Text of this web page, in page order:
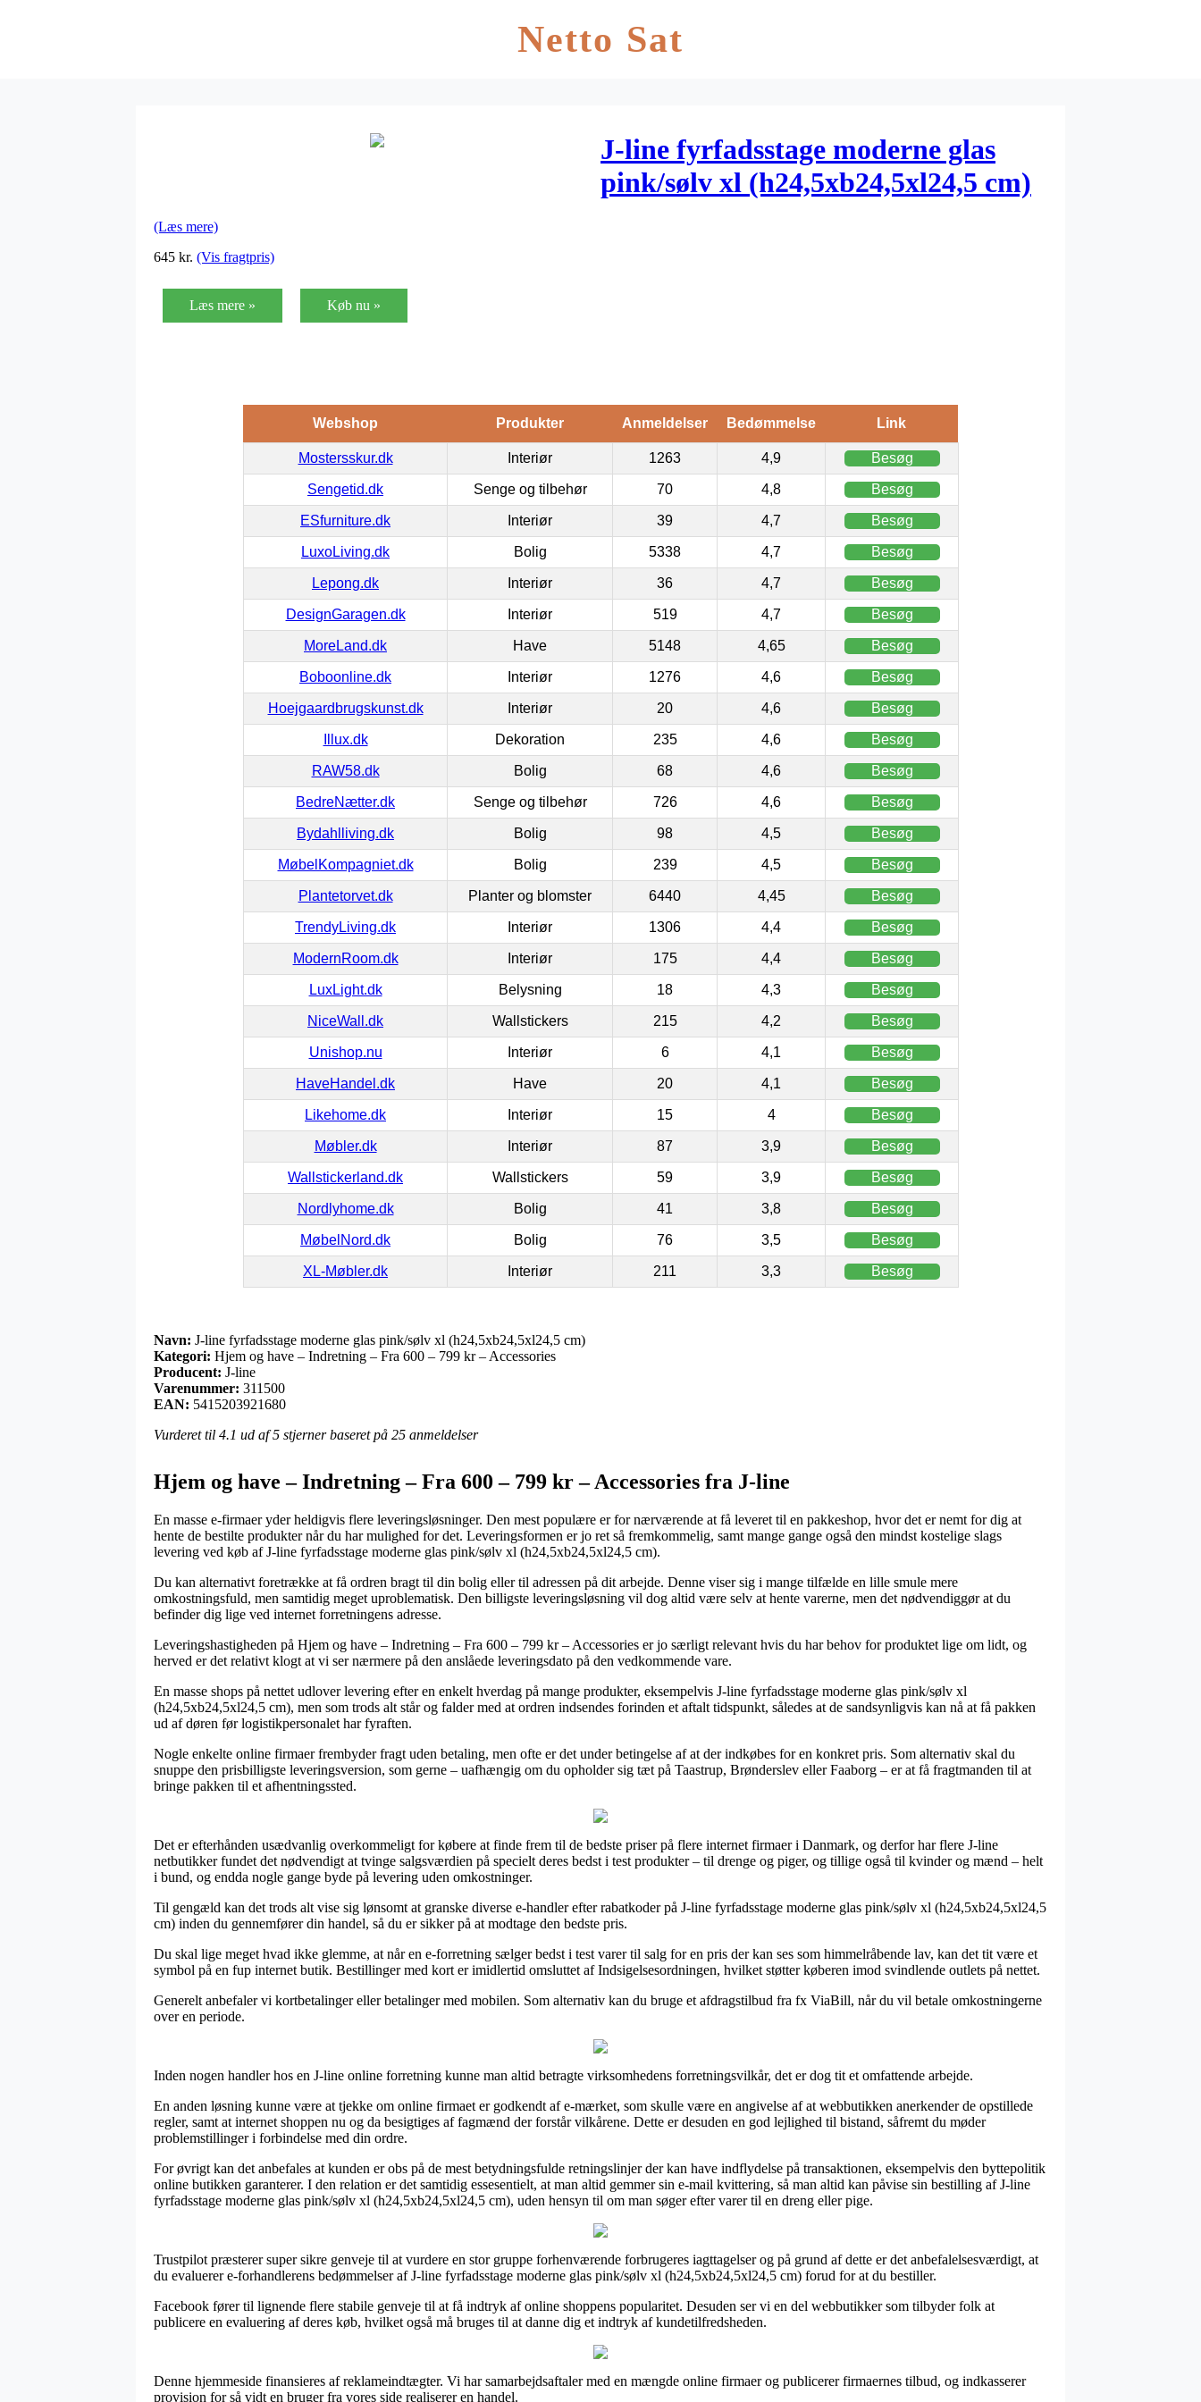
Netto Sat
J-line fyrfadsstage moderne glas
pink/sølv xl (h24,5xb24,5xl24,5 cm)
(Læs mere)
645 kr. (Vis fragtpris)
Læs mere » Køb nu »
Webshop Produkter Anmeldelser Bedømmelse Link
Mostersskur.dk Interiør 1263 4,9 Besøg
Sengetid.dk Senge og tilbehør 70 4,8 Besøg
ESfurniture.dk Interiør 39 4,7 Besøg
LuxoLiving.dk Bolig 5338 4,7 Besøg
Lepong.dk Interiør 36 4,7 Besøg
DesignGaragen.dk Interiør 519 4,7 Besøg
MoreLand.dk Have 5148 4,65 Besøg
Boboonline.dk Interiør 1276 4,6 Besøg
Hoejgaardbrugskunst.dk Interiør 20 4,6 Besøg
Illux.dk Dekoration 235 4,6 Besøg
RAW58.dk Bolig 68 4,6 Besøg
BedreNætter.dk Senge og tilbehør 726 4,6 Besøg
Bydahlliving.dk Bolig 98 4,5 Besøg
MøbelKompagniet.dk Bolig 239 4,5 Besøg
Plantetorvet.dk Planter og blomster 6440 4,45 Besøg
TrendyLiving.dk Interiør 1306 4,4 Besøg
ModernRoom.dk Interiør 175 4,4 Besøg
LuxLight.dk Belysning 18 4,3 Besøg
NiceWall.dk Wallstickers 215 4,2 Besøg
Unishop.nu Interiør 6 4,1 Besøg
HaveHandel.dk Have 20 4,1 Besøg
Likehome.dk Interiør 15 4 Besøg
Møbler.dk Interiør 87 3,9 Besøg
Wallstickerland.dk Wallstickers 59 3,9 Besøg
Nordlyhome.dk Bolig 41 3,8 Besøg
MøbelNord.dk Bolig 76 3,5 Besøg
XL-Møbler.dk Interiør 211 3,3 Besøg
Navn: J-line fyrfadsstage moderne glas pink/sølv xl (h24,5xb24,5xl24,5 cm)
Kategori: Hjem og have – Indretning – Fra 600 – 799 kr – Accessories
Producent: J-line
Varenummer: 311500
EAN: 5415203921680
Vurderet til 4.1 ud af 5 stjerner baseret på 25 anmeldelser
Hjem og have – Indretning – Fra 600 – 799 kr – Accessories fra J-line
En masse e-firmaer yder heldigvis flere leveringsløsninger. Den mest populære er for nærværende at få leveret til en pakkeshop, hvor det er nemt for dig at
hente de bestilte produkter når du har mulighed for det. Leveringsformen er jo ret så fremkommelig, samt mange gange også den mindst kostelige slags
levering ved køb af J-line fyrfadsstage moderne glas pink/sølv xl (h24,5xb24,5xl24,5 cm).
Du kan alternativt foretrække at få ordren bragt til din bolig eller til adressen på dit arbejde. Denne viser sig i mange tilfælde en lille smule mere
omkostningsfuld, men samtidig meget uproblematisk. Den billigste leveringsløsning vil dog altid være selv at hente varerne, men det nødvendiggør at du
befinder dig lige ved internet forretningens adresse.
Leveringshastigheden på Hjem og have – Indretning – Fra 600 – 799 kr – Accessories er jo særligt relevant hvis du har behov for produktet lige om lidt, og
herved er det relativt klogt at vi ser nærmere på den anslåede leveringsdato på den vedkommende vare.
En masse shops på nettet udlover levering efter en enkelt hverdag på mange produkter, eksempelvis J-line fyrfadsstage moderne glas pink/sølv xl
(h24,5xb24,5xl24,5 cm), men som trods alt står og falder med at ordren indsendes forinden et aftalt tidspunkt, således at de sandsynligvis kan nå at få pakken
ud af døren før logistikpersonalet har fyraften.
Nogle enkelte online firmaer frembyder fragt uden betaling, men ofte er det under betingelse af at der indkøbes for en konkret pris. Som alternativ skal du
snuppe den prisbilligste leveringsversion, som gerne – uafhængig om du opholder sig tæt på Taastrup, Brønderslev eller Faaborg – er at få fragtmanden til at
bringe pakken til et afhentningssted.
Det er efterhånden usædvanlig overkommeligt for købere at finde frem til de bedste priser på flere internet firmaer i Danmark, og derfor har flere J-line
netbutikker fundet det nødvendigt at tvinge salgsværdien på specielt deres bedst i test produkter – til drenge og piger, og tillige også til kvinder og mænd – helt
i bund, og endda nogle gange byde på levering uden omkostninger.
Til gengæld kan det trods alt vise sig lønsomt at granske diverse e-handler efter rabatkoder på J-line fyrfadsstage moderne glas pink/sølv xl (h24,5xb24,5xl24,5
cm) inden du gennemfører din handel, så du er sikker på at modtage den bedste pris.
Du skal lige meget hvad ikke glemme, at når en e-forretning sælger bedst i test varer til salg for en pris der kan ses som himmelråbende lav, kan det tit være et
symbol på en fup internet butik. Bestillinger med kort er imidlertid omsluttet af Indsigelsesordningen, hvilket støtter køberen imod svindlende outlets på nettet.
Generelt anbefaler vi kortbetalinger eller betalinger med mobilen. Som alternativ kan du bruge et afdragstilbud fra fx ViaBill, når du vil betale omkostningerne
over en periode.
Inden nogen handler hos en J-line online forretning kunne man altid betragte virksomhedens forretningsvilkår, det er dog tit et omfattende arbejde.
En anden løsning kunne være at tjekke om online firmaet er godkendt af e-mærket, som skulle være en angivelse af at webbutikken anerkender de opstillede
regler, samt at internet shoppen nu og da besigtiges af fagmænd der forstår vilkårene. Dette er desuden en god lejlighed til bistand, såfremt du møder
problemstillinger i forbindelse med din ordre.
For øvrigt kan det anbefales at kunden er obs på de mest betydningsfulde retningslinjer der kan have indflydelse på transaktionen, eksempelvis den byttepolitik
online butikken garanterer. I den relation er det samtidig essesentielt, at man altid gemmer sin e-mail kvittering, så man altid kan påvise sin bestilling af J-line
fyrfadsstage moderne glas pink/sølv xl (h24,5xb24,5xl24,5 cm), uden hensyn til om man søger efter varer til en dreng eller pige.
Trustpilot præsterer super sikre genveje til at vurdere en stor gruppe forhenværende forbrugeres iagttagelser og på grund af dette er det anbefalelsesværdigt, at
du evaluerer e-forhandlerens bedømmelser af J-line fyrfadsstage moderne glas pink/sølv xl (h24,5xb24,5xl24,5 cm) forud for at du bestiller.
Facebook fører til lignende flere stabile genveje til at få indtryk af online shoppens popularitet. Desuden ser vi en del webbutikker som tilbyder folk at
publicere en evaluering af deres køb, hvilket også må bruges til at danne dig et indtryk af kundetilfredsheden.
Denne hjemmeside finansieres af reklameindtægter. Vi har samarbejdsaftaler med en mængde online firmaer og publicerer firmaernes tilbud, og indkasserer
provision for så vidt en bruger fra vores side realiserer en handel.